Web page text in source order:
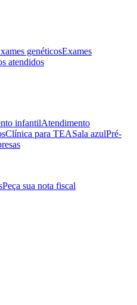
genéticosExames
atendidos
infantilAtendimento
Clínica para TEASala azulPré-
Peça sua nota fiscal